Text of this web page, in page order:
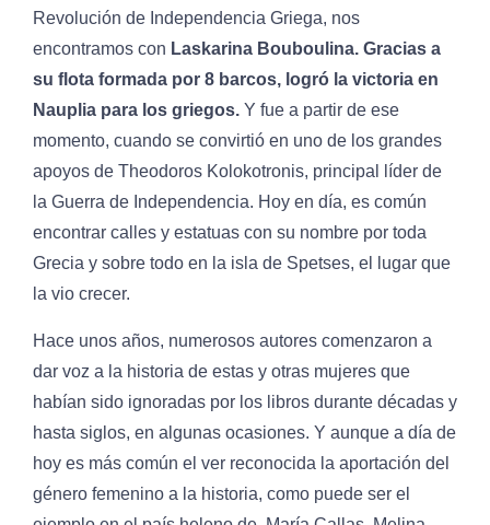
Revolución de Independencia Griega, nos
encontramos con Laskarina Bouboulina. Gracias a
su flota formada por 8 barcos, logró la victoria en
Nauplia para los griegos. Y fue a partir de ese
momento, cuando se convirtió en uno de los grandes
apoyos de Theodoros Kolokotronis, principal líder de
la Guerra de Independencia. Hoy en día, es común
encontrar calles y estatuas con su nombre por toda
Grecia y sobre todo en la isla de Spetses, el lugar que
la vio crecer.
Hace unos años, numerosos autores comenzaron a
dar voz a la historia de estas y otras mujeres que
habían sido ignoradas por los libros durante décadas y
hasta siglos, en algunas ocasiones. Y aunque a día de
hoy es más común el ver reconocida la aportación del
género femenino a la historia, como puede ser el